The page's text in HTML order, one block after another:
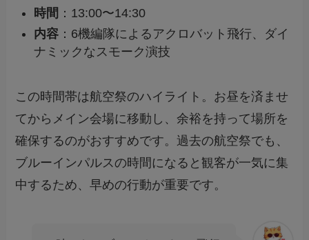
時間 ：13:00〜14:30
内容 ：6機編隊によるアクロバット飛行、ダイ
ナミックなスモーク演技
この時間帯は航空祭のハイライト。お昼を済ませ
てからメイン会場に移動し、余裕を持って場所を
確保するのがおすすめです。過去の航空祭でも、
ブルーインパルスの時間になると観客が一気に集
中するため、早めの行動が重要です。